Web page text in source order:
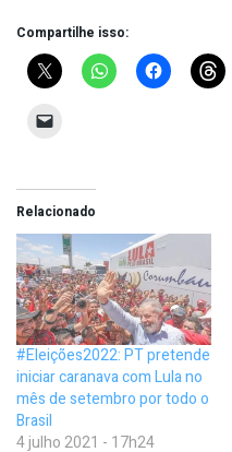
Compartilhe isso:
Relacionado
#Eleições2022: PT pretende
iniciar caranava com Lula no
mês de setembro por todo o
Brasil
4 julho 2021 - 17h24